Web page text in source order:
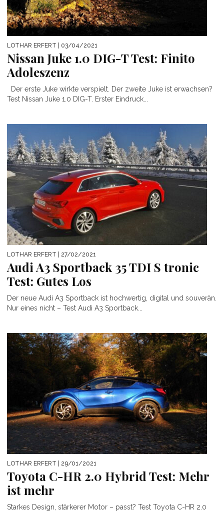
LOTHAR ERFERT | 03/04/2021
Nissan Juke 1.0 DIG-T Test: Finito
Adoleszenz
Der erste Juke wirkte verspielt. Der zweite Juke ist erwachsen?
Test Nissan Juke 1.0 DIG-T. Erster Eindruck...
LOTHAR ERFERT | 27/02/2021
Audi A3 Sportback 35 TDI S tronic
Test: Gutes Los
Der neue Audi A3 Sportback ist hochwertig, digital und souverän.
Nur eines nicht – Test Audi A3 Sportback...
LOTHAR ERFERT | 29/01/2021
Toyota C-HR 2.0 Hybrid Test: Mehr
ist mehr
Starkes Design, stärkerer Motor – passt? Test Toyota C-HR 2.0